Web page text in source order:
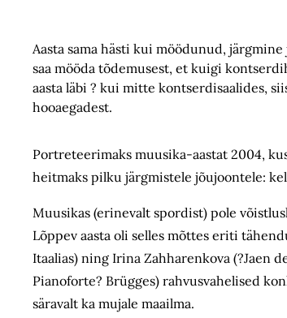
Aasta sama hästi kui möödunud,
saa mööda tõdemusest, et kuigi
aasta läbi ? kui mitte kontserdisaalides,
hooaegadest.
Portreteerimaks muusika-aastat 2004,
heitmaks pilku järgmistele jõujoontele:
Muusikas (erinevalt spordist) pole
Lõppev aasta oli selles mõttes eriti
Itaalias) ning Irina Zahharenkova (?Jaen
Pianoforte? Brügges) rahvusvahelised
säravalt ka mujale maailma.